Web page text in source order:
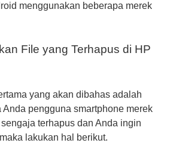
menggunakan beberapa merek
File yang Terhapus di HP
yang akan dibahas adalah
Anda pengguna smartphone merek
terhapus dan Anda ingin
lakukan hal berikut.